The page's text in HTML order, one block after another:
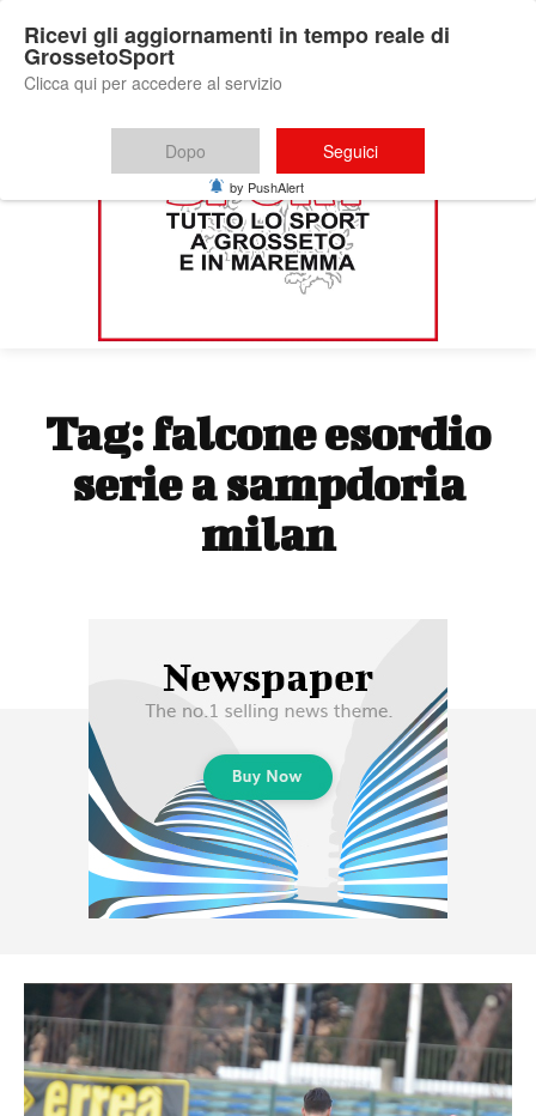
Tag:falcone esordio
serie a sampdoria
milan
Ricevi gli aggiornamenti in tempo reale di
GrossetoSport
Clicca qui per accedere al servizio
Dopo Seguici
by PushAlert